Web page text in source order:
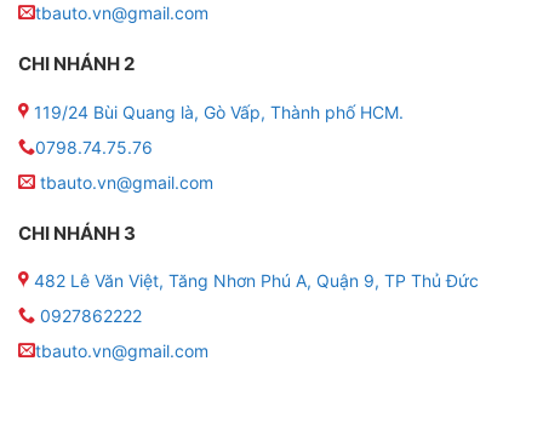
tbauto.vn@gmail.com
CHI NHÁNH 2
119/24 Bùi Quang là, Gò Vấp, Thành phố HCM.
0798.74.75.76
tbauto.vn@gmail.com
CHI NHÁNH 3
482 Lê Văn Việt, Tăng Nhơn Phú A, Quận 9, TP Thủ Đức
0927862222
tbauto.vn@gmail.com